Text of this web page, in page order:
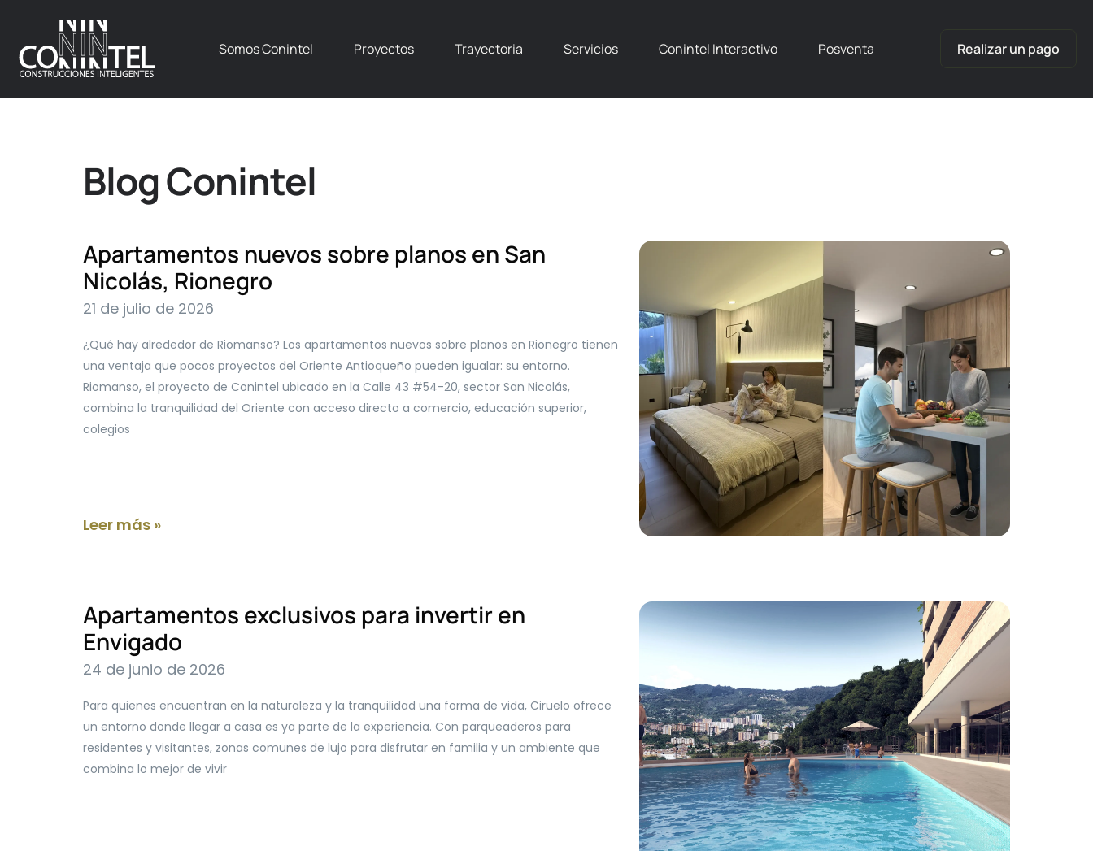
Somos Conintel Proyectos Trayectoria Servicios Conintel Interactivo Posventa Realizar un pago
Blog Conintel
Apartamentos nuevos sobre planos en San
Nicolás, Rionegro
21 de julio de 2026
¿Qué hay alrededor de Riomanso? Los apartamentos nuevos sobre planos en Rionegro tienen
una ventaja que pocos proyectos del Oriente Antioqueño pueden igualar: su entorno.
Riomanso, el proyecto de Conintel ubicado en la Calle 43 #54-20, sector San Nicolás,
combina la tranquilidad del Oriente con acceso directo a comercio, educación superior,
colegios
Leer más »
Apartamentos exclusivos para invertir en
Envigado
24 de junio de 2026
Para quienes encuentran en la naturaleza y la tranquilidad una forma de vida, Ciruelo ofrece
un entorno donde llegar a casa es ya parte de la experiencia. Con parqueaderos para
residentes y visitantes, zonas comunes de lujo para disfrutar en familia y un ambiente que
combina lo mejor de vivir